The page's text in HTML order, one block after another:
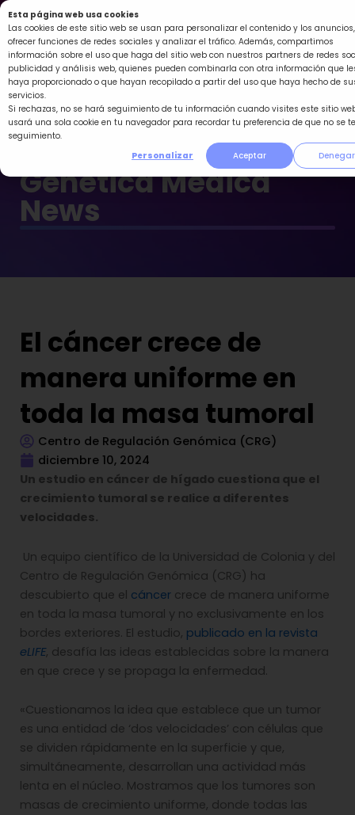
Esta página web usa cookies
Las cookies de este sitio web se usan para personalizar el contenido y los anuncios,
ofrecer funciones de redes sociales y analizar el tráfico. Además, compartimos
información sobre el uso que haga del sitio web con nuestros partners de redes
publicidad y análisis web, quienes pueden combinarla con otra información que
haya proporcionado o que hayan recopilado a partir del uso que haya hecho de
servicios.
Si rechazas, no se hará seguimiento de tu información cuando visites este sitio
usará una sola cookie en tu navegador para recordar tu preferencia de que no se
seguimiento.
Personalizar
Aceptar Denegar
Ir
al
contenido
Genética Médica
News
El cáncer crece de
manera uniforme en
toda la masa tumoral
Centro de Regulación Genómica (CRG)
diciembre 10, 2024
Un estudio en cáncer de hígado cuestiona que el
crecimiento tumoral se realice a diferentes
velocidades.
Un equipo científico de la Universidad de Colonia y del
Centro de Regulación Genómica (CRG) ha
descubierto que el cáncer crece de manera uniforme
en toda la masa tumoral y no exclusivamente en los
bordes exteriores. El estudio, publicado en la revista
eLIFE, desafía las ideas establecidas sobre la manera
en que crece y se propaga la enfermedad.
«Cuestionamos la idea que establece que un tumor
es una entidad de ‘dos velocidades’ con células que
se dividen rápidamente en la superficie y que,
simultáneamente, desarrollan una actividad más
lenta en el núcleo. Mostramos que los tumores son
masas de crecimiento uniforme, donde todas las